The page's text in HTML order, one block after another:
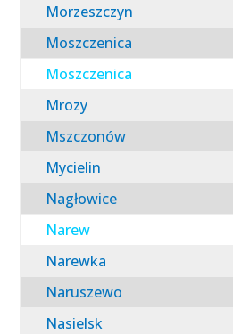
Morzeszczyn
Moszczenica
Moszczenica
Mrozy
Mszczonów
Mycielin
Nagłowice
Narew
Narewka
Naruszewo
Nasielsk